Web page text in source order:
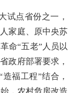
试点省份之一，
家庭、原中央苏
命“五老”人员以
政府部署要求，
福工程”结合，